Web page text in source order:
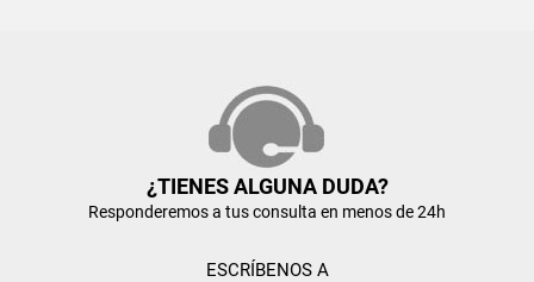
¿TIENES ALGUNA DUDA?
Responderemos a tus consulta en menos de 24h
ESCRÍBENOS A